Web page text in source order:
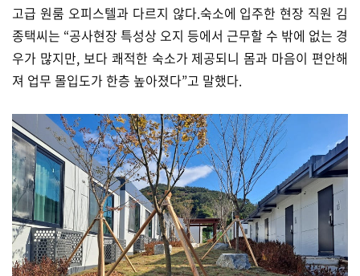
고급 원룸 오피스텔과 다르지 않다.숙소에 입주한 현장 직원 김
종택씨는 “공사현장 특성상 오지 등에서 근무할 수 밖에 없는 경
우가 많지만, 보다 쾌적한 숙소가 제공되니 몸과 마음이 편안해
져 업무 몰입도가 한층 높아졌다”고 말했다.